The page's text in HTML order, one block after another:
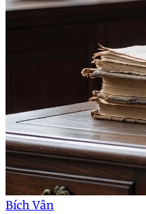
Bích Vân